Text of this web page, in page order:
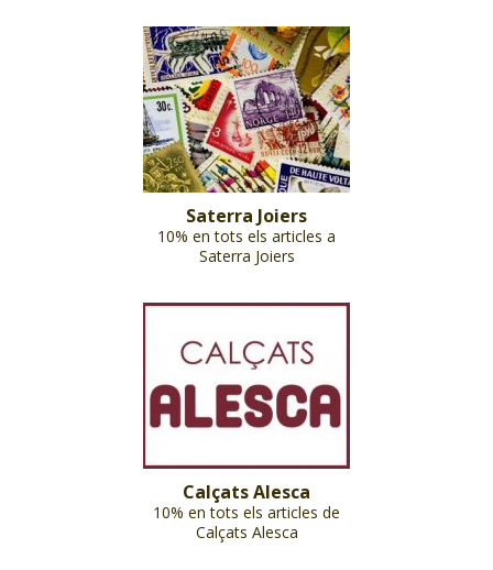
Saterra Joiers
10% en tots els articles a
Saterra Joiers
Calçats Alesca
10% en tots els articles de
Calçats Alesca